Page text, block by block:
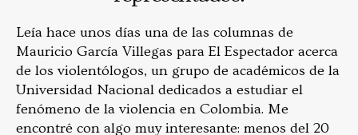
Leía hace unos días una de las columnas de
Mauricio García Villegas para El Espectador acerca
de los violentólogos, un grupo de académicos de la
Universidad Nacional dedicados a estudiar el
fenómeno de la violencia en Colombia. Me
encontré con algo muy interesante: menos del 20